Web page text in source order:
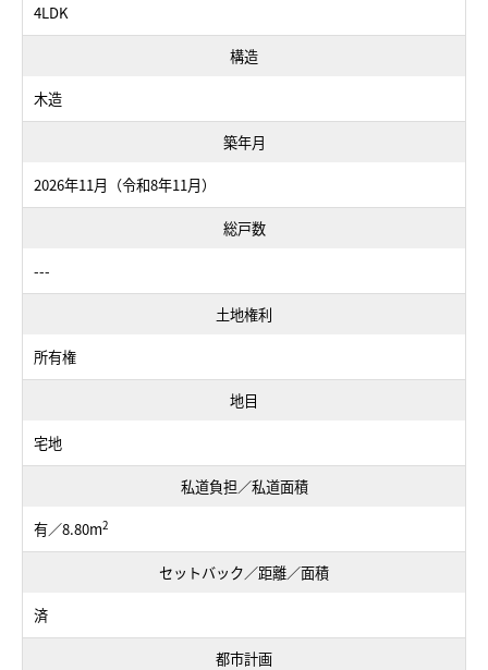
4LDK
構造
木造
築年月
2026年11月（令和8年11月）
総戸数
---
土地権利
所有権
地目
宅地
私道負担／私道面積
有／8.80m2
セットバック／距離／面積
済
都市計画